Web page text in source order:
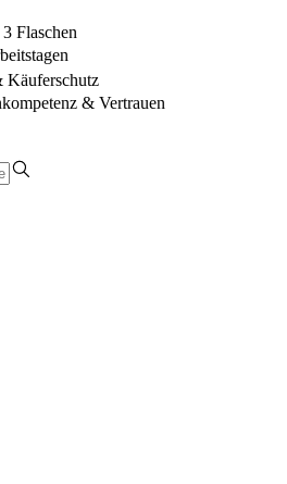
Flaschen
Käuferschutz
& Vertrauen